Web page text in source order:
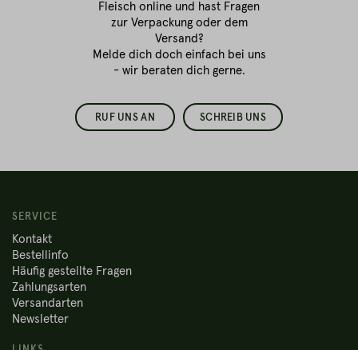
Fleisch online und hast Fragen
zur Verpackung oder dem
Versand?
Melde dich doch einfach bei uns
- wir beraten dich gerne.
RUF UNS AN SCHREIB UNS
SERVICE
Kontakt
Bestellinfo
Häufig gestellte Fragen
Zahlungsarten
Versandarten
Newsletter